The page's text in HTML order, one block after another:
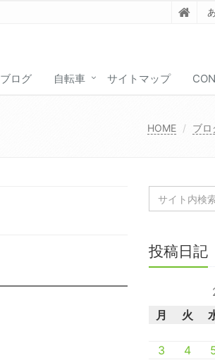
ブログ 自転車 サイトマップ
HOME ブロ
投稿日記
月
火
3
4